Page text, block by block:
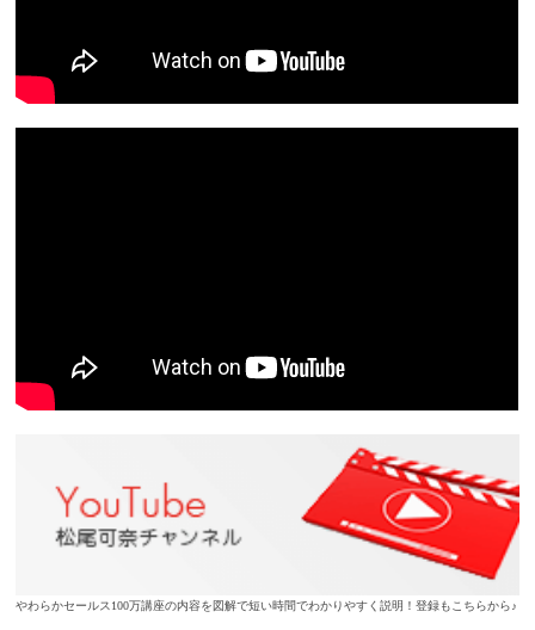
やわらかセールス100万講座の内容を図解で短い時間でわかりやすく説明！登録もこちらから♪